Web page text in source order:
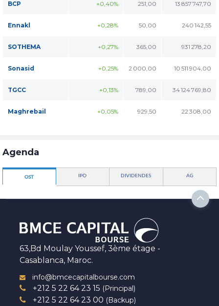
BCP +0,40% 251,00 13 857 747,70
Ennakl +0,28% 50,00 240 142,55
SOTHEMA +0,27% 365,00 931 278,20
Sonasid +0,25% 2 000,00 10 511 904,00
TGCC +0,13% 789,00 34 124 769,80
Maghrebail +0,05% 929,50 22 308,00
Agenda
OST IPO DIVIDENDES AG
63,Bd Moulay Youssef, 3ème étage -
Casablanca, Maroc.
info@bmcecapitalbourse.com
+212 5 22 64 23 15 (Principal)
+212 5 22 64 23 00 (Backup)